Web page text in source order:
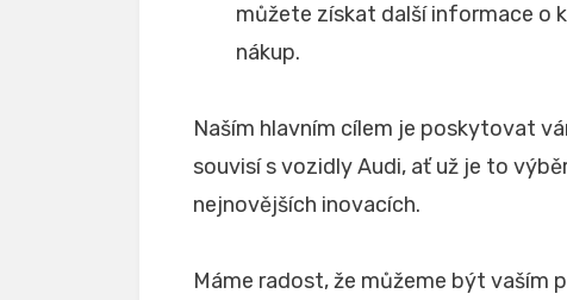
můžete získat další informace o
nákup.
Naším hlavním cílem je poskytovat
souvisí s vozidly Audi, ať už je to
nejnovějších inovacích.
Máme radost, že můžeme být vaším